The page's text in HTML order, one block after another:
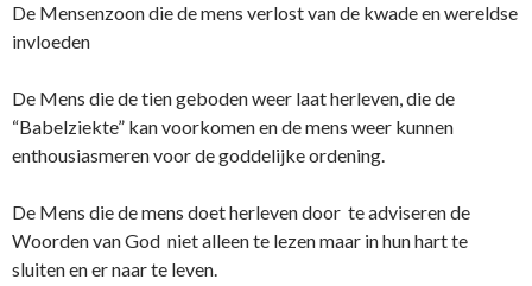
De Mensenzoon die de mens verlost van de kwade en wereldse
invloeden
De Mens die de tien geboden weer laat herleven, die de
“Babelziekte” kan voorkomen en de mens weer kunnen
enthousiasmeren voor de goddelijke ordening.
De Mens die de mens doet herleven door te adviseren de
Woorden van God niet alleen te lezen maar in hun hart te
sluiten en er naar te leven.